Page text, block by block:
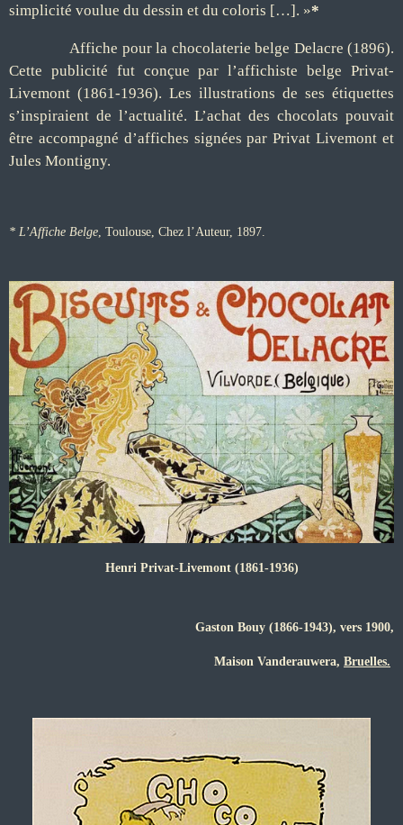
simplicité voulue du dessin et du coloris […]. »*
Affiche pour la chocolaterie belge Delacre (1896).
Cette publicité fut conçue par l’affichiste belge Privat-
Livemont (1861-1936). Les illustrations de ses étiquettes
s’inspiraient de l’actualité. L’achat des chocolats pouvait
être accompagné d’affiches signées par Privat Livemont et
Jules Montigny.
* L’Affiche Belge , Toulouse, Chez l’Auteur, 1897.
Henri Privat-Livemont (1861-1936)
Gaston Bouy (1866-1943), vers 1900,
Maison Vanderauwera, Bruelles.